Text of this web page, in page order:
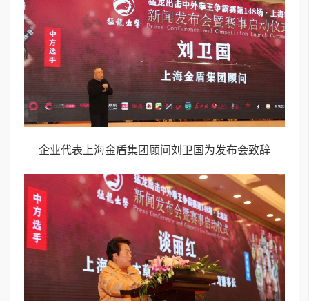
企业代表上海金盾集团顾问刘卫国为发布会致辞